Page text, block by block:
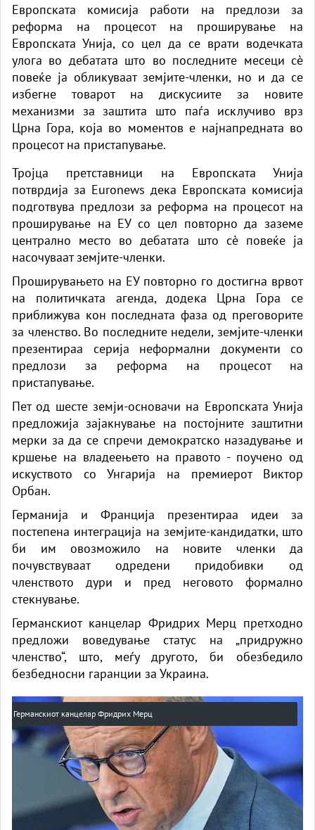
Европската комисија работи на предлози за
реформа на процесот на проширување на
Европската Унија, со цел да се врати водечката
улога во дебатата што во последните месеци сè
повеќе ја обликуваат земјите-членки, но и да се
избегне товарот на дискусиите за новите
механизми за заштита што паѓа исклучиво врз
Црна Гора, која во моментов е најнапредната во
процесот на пристапување.
Тројца претставници на Европската Унија
потврдија за Euronews дека Европската комисија
подготвува предлози за реформа на процесот на
проширување на ЕУ со цел повторно да заземе
централно место во дебатата што сè повеќе ја
насочуваат земјите-членки.
Проширувањето на ЕУ повторно го достигна врвот
на политичката агенда, додека Црна Гора се
приближува кон последната фаза од преговорите
за членство. Во последните недели, земјите-членки
презентираа серија неформални документи со
предлози за реформа на процесот на
пристапување.
Пет од шесте земји-основачи на Европската Унија
предложија зајакнување на постојните заштитни
мерки за да се спречи демократско назадување и
кршење на владеењето на правото - поучено од
искуството со Унгарија на премиерот Виктор
Орбан.
Германија и Франција презентираа идеи за
постепена интеграција на земјите-кандидатки, што
би им овозможило на новите членки да
почувствуваат одредени придобивки од
членството дури и пред неговото формално
стекнување.
Германскиот канцелар Фридрих Мерц претходно
предложи воведување статус на „придружно
членство“, што, меѓу другото, би обезбедило
безбедносни гаранции за Украина.
Германскиот канцелар Фридрих Мерц